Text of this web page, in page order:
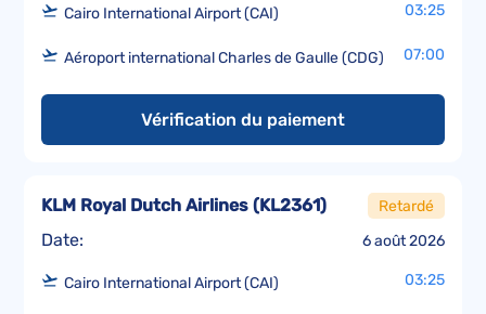
Cairo International Airport (CAI) 03:25
Aéroport international Charles de Gaulle (CDG) 07:00
Vérification du paiement
Date: 6 août 2026
KLM Royal Dutch Airlines (KL2361) Retardé
Cairo International Airport (CAI) 03:25